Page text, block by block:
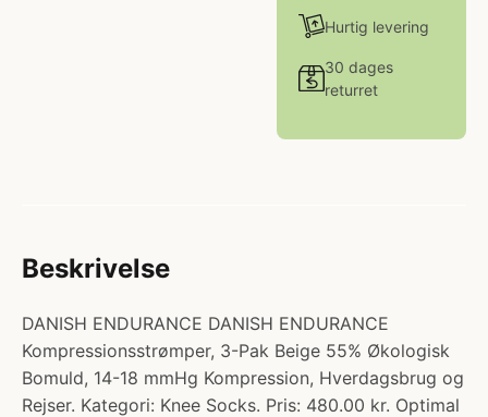
Hurtig levering
30 dages
returret
Beskrivelse
DANISH ENDURANCE DANISH ENDURANCE
Kompressionsstrømper, 3-Pak Beige 55% Økologisk
Bomuld, 14-18 mmHg Kompression, Hverdagsbrug og
Rejser. Kategori: Knee Socks. Pris: 480.00 kr. Optimal